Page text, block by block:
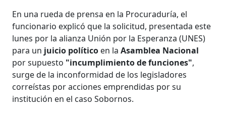
En una rueda de prensa en la Procuraduría, el
funcionario explicó que la solicitud, presentada este
lunes por la alianza Unión por la Esperanza (UNES)
para un juicio político en la Asamblea Nacional
por supuesto "incumplimiento de funciones",
surge de la inconformidad de los legisladores
correístas por acciones emprendidas por su
institución en el caso Sobornos.